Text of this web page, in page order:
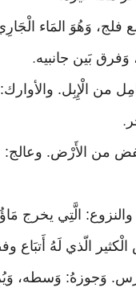
فلج، وَهُوَ المَاء
بَين جانبيه.
من الْإِبِل.
.
من الأَرْض.
والنزوع: الَّتِي يخرج
الّذي لَهُ أَتبَاع
وَجوزهُ: وَسطه،